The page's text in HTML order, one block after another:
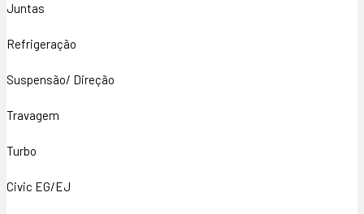
Juntas
Refrigeração
Suspensão/ Direção
Travagem
Turbo
Civic EG/EJ